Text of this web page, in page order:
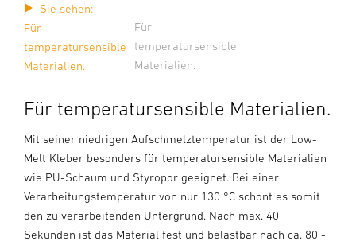
Sie sehen:
Für
temperatursensible
Materialien.
Für
temperatursensible
Materialien.
Für temperatursensible Materialien.
Mit seiner niedrigen Aufschmelztemperatur ist der Low-
Melt Kleber besonders für temperatursensible Materialien
wie PU-Schaum und Styropor geeignet. Bei einer
Verarbeitungstemperatur von nur 130 °C schont es somit
den zu verarbeitenden Untergrund. Nach max. 40
Sekunden ist das Material fest und belastbar nach ca. 80 -